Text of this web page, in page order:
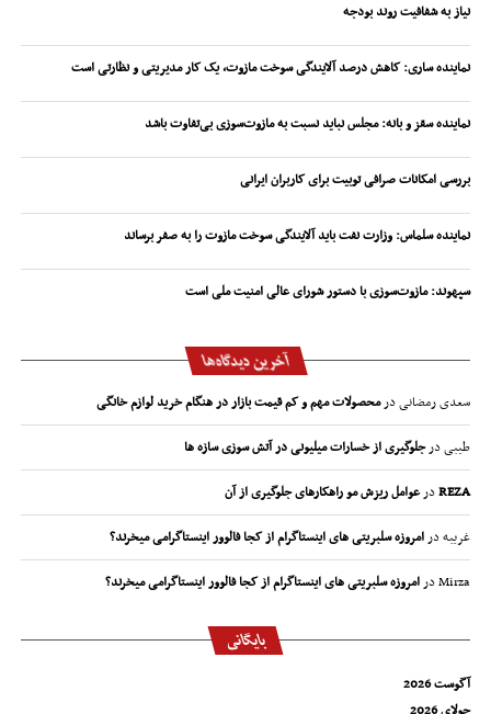
نیاز به شفافیت روند بودجه
نماینده ساری: کاهش درصد آلایندگی سوخت مازوت، یک کار مدیریتی و نظارتی است
نماینده سقز و بانه: مجلس نباید نسبت به مازوت‌سوزی بی‌تفاوت باشد
بررسی امکانات صرافی توبیت برای کاربران ایرانی
نماینده سلماس: وزارت نفت باید آلایندگی سوخت مازوت را به صفر برساند
سپهوند:‌ مازوت‌سوزی با دستور شورای عالی امنیت ملی است
آخرین دیدگاه‌ها
سعدی رمضانیدرمحصولات مهم و کم قیمت بازار در هنگام خرید لوازم خانگی
طیبیدرجلوگیری از خسارات میلیونی در آتش سوزی سازه ها
REZAدرعوامل ریزش مو راهکارهای جلوگیری از آن
غریبهدرامروزه سلبریتی های اینستاگرام از کجا فالوور اینستاگرامی میخرند؟
Mirzaدرامروزه سلبریتی های اینستاگرام از کجا فالوور اینستاگرامی میخرند؟
بایگانی
آگوست 2026